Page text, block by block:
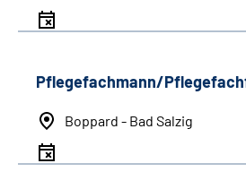
Pflegefachmann/
Boppard - Bad Salzig